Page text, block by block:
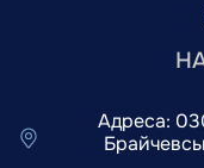
Адреса: